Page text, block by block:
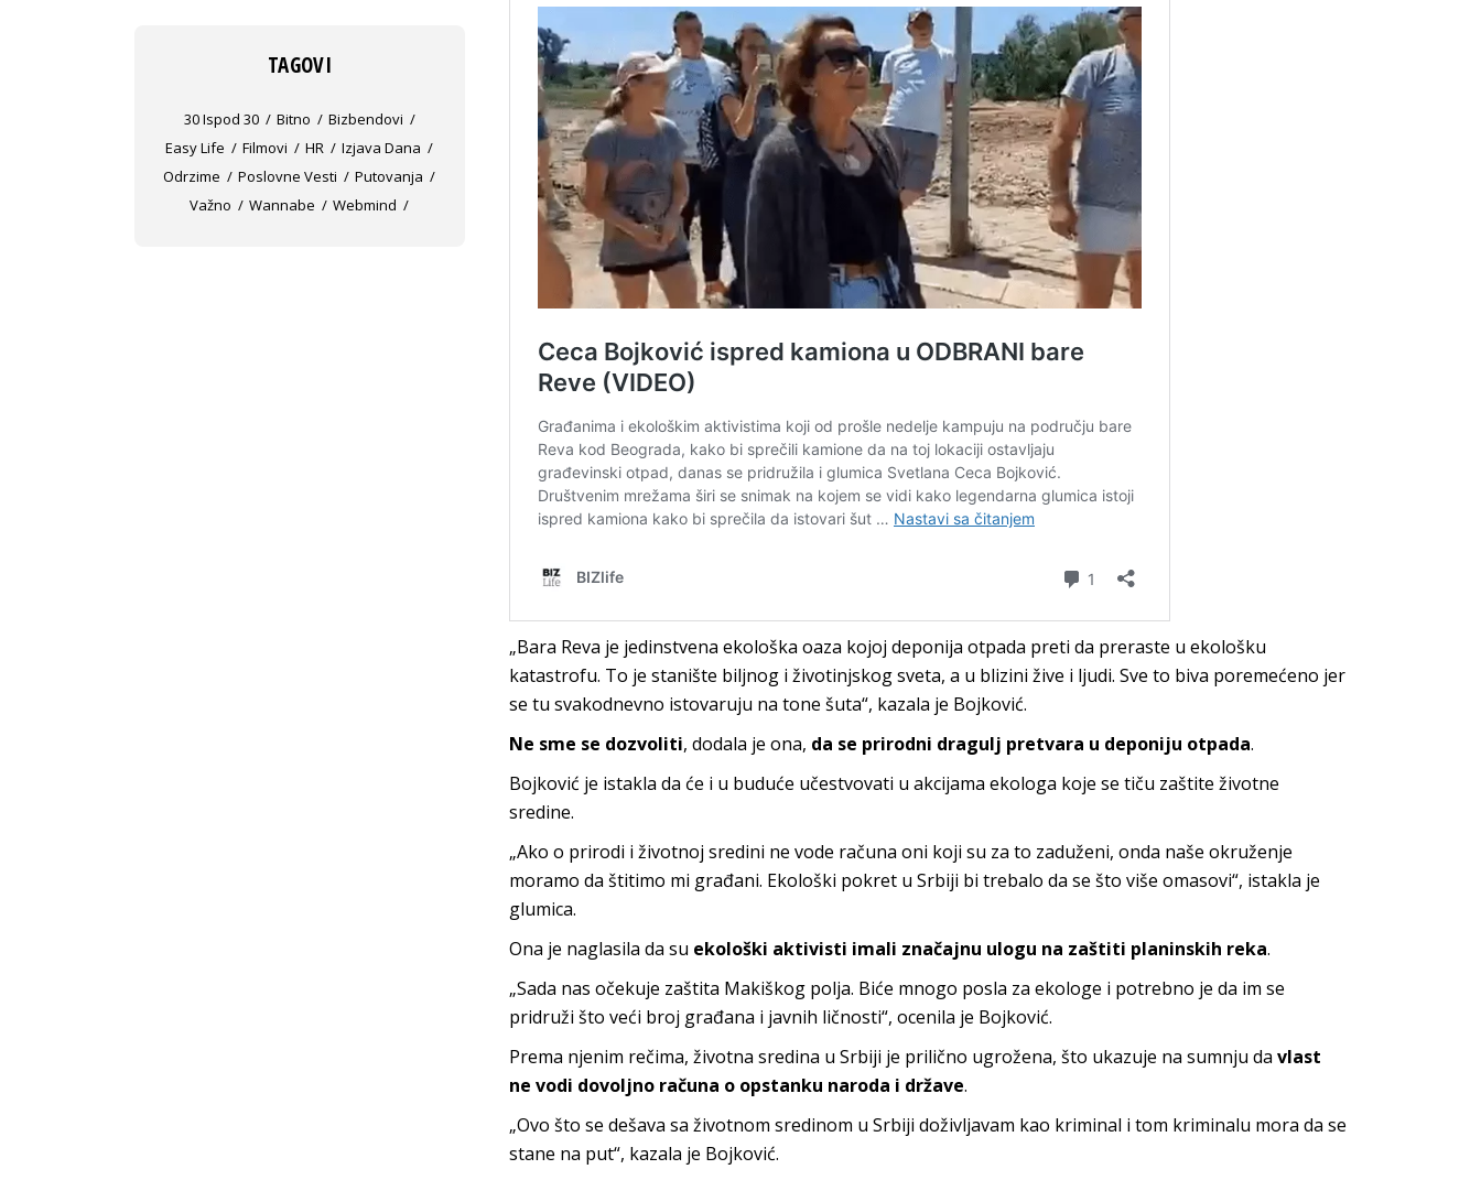
„Bara Reva je jedinstvena ekološka oaza kojoj deponija otpada preti da preraste u ekološku
katastrofu. To je stanište biljnog i životinjskog sveta, a u blizini žive i ljudi. Sve to biva poremećeno jer
se tu svakodnevno istovaruju na tone šuta“, kazala je Bojković.
Ne sme se dozvoliti, dodala je ona, da se prirodni dragulj pretvara u deponiju otpada.
Bojković je istakla da će i u buduće učestvovati u akcijama ekologa koje se tiču zaštite životne
sredine.
„Ako o prirodi i životnoj sredini ne vode računa oni koji su za to zaduženi, onda naše okruženje
moramo da štitimo mi građani. Ekološki pokret u Srbiji bi trebalo da se što više omasovi“, istakla je
glumica.
Ona je naglasila da su ekološki aktivisti imali značajnu ulogu na zaštiti planinskih reka.
„Sada nas očekuje zaštita Makiškog polja. Biće mnogo posla za ekologe i potrebno je da im se
pridruži što veći broj građana i javnih ličnosti“, ocenila je Bojković.
Prema njenim rečima, životna sredina u Srbiji je prilično ugrožena, što ukazuje na sumnju da vlast
ne vodi dovoljno računa o opstanku naroda i države.
„Ovo što se dešava sa životnom sredinom u Srbiji doživljavam kao kriminal i tom kriminalu mora da se
stane na put“, kazala je Bojković.
TAGOVI
30 Ispod 30 Bitno
Bizbendovi
Easy Life
Filmovi HR
Izjava Dana
Odrzime
Poslovne Vesti
Putovanja
Važno
Wannabe Webmind